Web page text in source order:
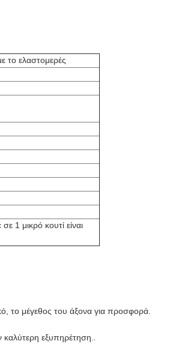
το ελαστομερές
1 μικρό κουτί είναι
το μέγεθος του άξονα για προσφορά.
εξυπηρέτηση. .